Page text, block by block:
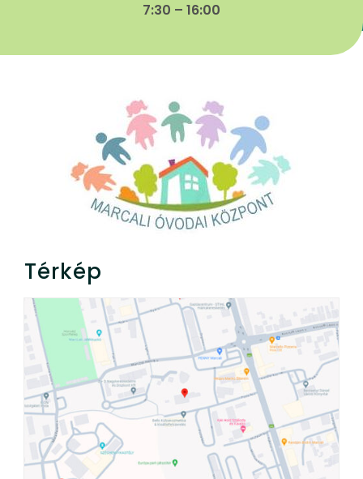
7:30 – 16:00
Térkép